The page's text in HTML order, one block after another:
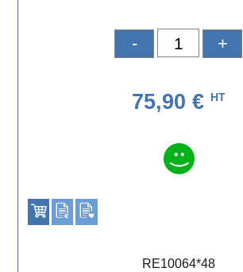
- +
75,90 € HT
RE10064*48